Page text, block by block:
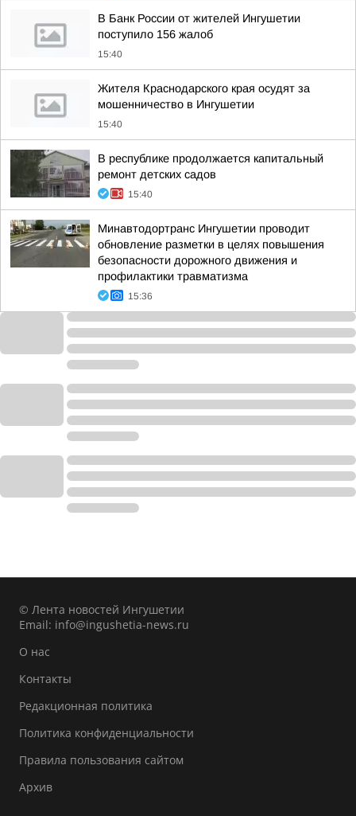
В Банк России от жителей Ингушетии
поступило 156 жалоб
15:40
Жителя Краснодарского края осудят за
мошенничество в Ингушетии
15:40
В республике продолжается капитальный
ремонт детских садов
15:40
Минавтодортранс Ингушетии проводит
обновление разметки в целях повышения
безопасности дорожного движения и
профилактики травматизма
15:36
© Лента новостей Ингушетии
Email: info@ingushetia-news.ru
О нас
Контакты
Редакционная политика
Политика конфиденциальности
Правила пользования сайтом
Архив